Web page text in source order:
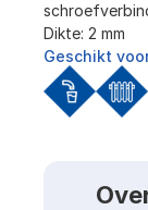
Dikte: 2 mm
Geschikt